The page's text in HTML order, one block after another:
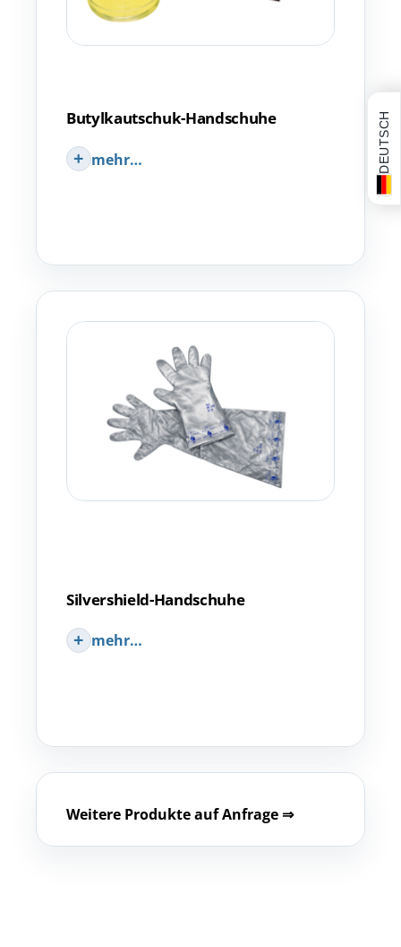
Butylkautschuk-Handschuhe
mehr…
Silvershield-Handschuhe
mehr…
Weitere Produkte auf Anfrage ⇒
DEUTSCH